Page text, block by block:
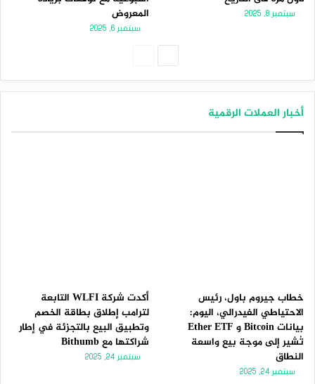
سبتمبر 8, 2025
المعروض
سبتمبر 6, 2025
أخبار العملات الرقمية
خطاب جيروم باول، رئيس
الاحتياطي الفيدرالي، اليوم:
بيانات Bitcoin و Ether ETF
تُشير إلى موجة بيع واسعة
النطاق
سبتمبر 24, 2025
أكدت شركة WLFI التابعة
لترامب إطلاق بطاقة الخصم
وتطبيق البيع بالتجزئة في إطار
شراكتها مع Bithumb
سبتمبر 24, 2025